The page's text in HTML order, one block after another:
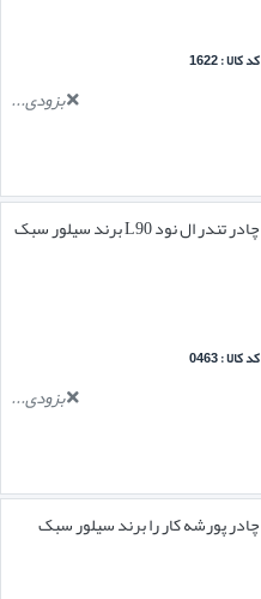
کد کالا : 1622
بزودی...
چادر تندر ال نود L90 برند سیلور سبک
کد کالا : 0463
بزودی...
چادر پورشه کار را برند سیلور سبک